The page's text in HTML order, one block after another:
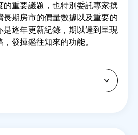
房地產年鑑
電子報
的重要議題，也特別委託專家撰
長期房市的價量數據以及重要的
是逐年更新紀錄，期以達到呈現
發揮鑑往知來的功能。